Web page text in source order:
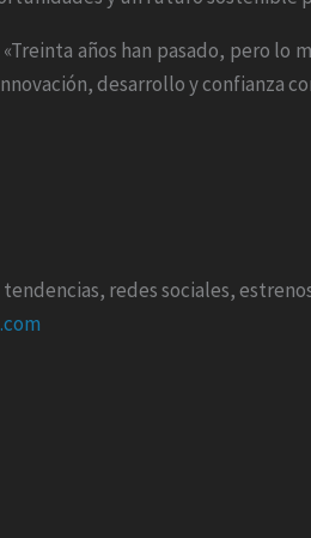
años han pasado, pero
desarrollo y confianza
redes sociales,